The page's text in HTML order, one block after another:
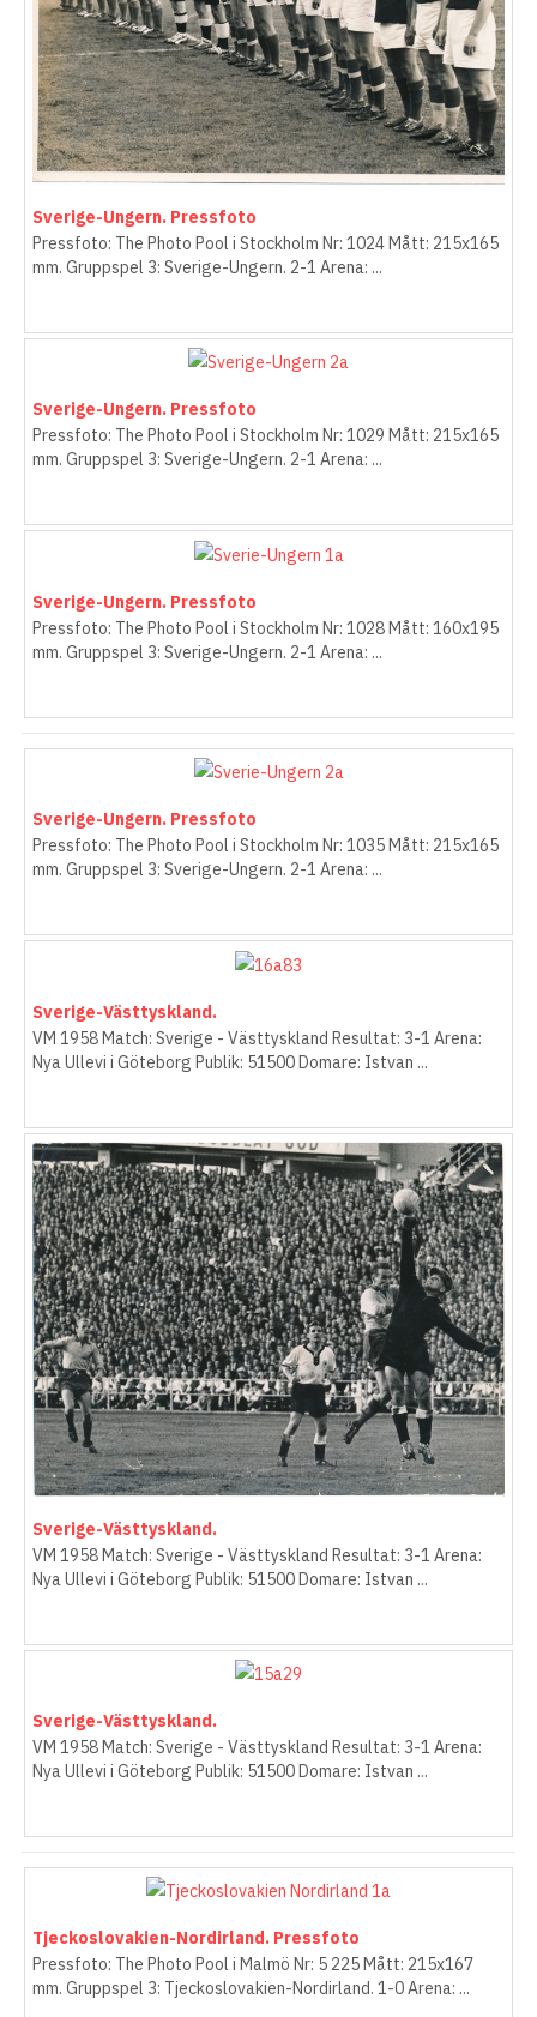
Sverige-Ungern. Pressfoto
Pressfoto: The Photo Pool i Stockholm Nr: 1024 Mått: 215x165
mm. Gruppspel 3: Sverige-Ungern. 2-1 Arena: ...
Sverige-Ungern. Pressfoto
Pressfoto: The Photo Pool i Stockholm Nr: 1029 Mått: 215x165
mm. Gruppspel 3: Sverige-Ungern. 2-1 Arena: ...
Sverige-Ungern. Pressfoto
Pressfoto: The Photo Pool i Stockholm Nr: 1028 Mått: 160x195
mm. Gruppspel 3: Sverige-Ungern. 2-1 Arena: ...
Sverige-Ungern. Pressfoto
Pressfoto: The Photo Pool i Stockholm Nr: 1035 Mått: 215x165
mm. Gruppspel 3: Sverige-Ungern. 2-1 Arena: ...
Sverige-Västtyskland.
VM 1958 Match: Sverige - Västtyskland Resultat: 3-1 Arena:
Nya Ullevi i Göteborg Publik: 51500 Domare: Istvan ...
Sverige-Västtyskland.
VM 1958 Match: Sverige - Västtyskland Resultat: 3-1 Arena:
Nya Ullevi i Göteborg Publik: 51500 Domare: Istvan ...
Sverige-Västtyskland.
VM 1958 Match: Sverige - Västtyskland Resultat: 3-1 Arena:
Nya Ullevi i Göteborg Publik: 51500 Domare: Istvan ...
Tjeckoslovakien-Nordirland. Pressfoto
Pressfoto: The Photo Pool i Malmö Nr: 5 225 Mått: 215x167
mm. Gruppspel 3: Tjeckoslovakien-Nordirland. 1-0 Arena: ...